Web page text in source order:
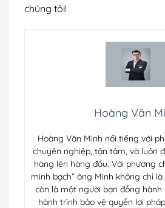
chúng tôi!
Hoàng Văn
Hoàng Văn Minh nổi tiếng với
chuyên nghiệp, tận tâm, và luôn
hàng lên hàng đầu. Với phương
minh bạch” ông Minh không chỉ
còn là một người bạn đồng
hành trình bảo vệ quyền lợi